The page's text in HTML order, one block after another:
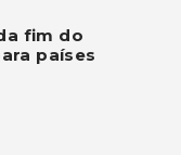
fim do
países